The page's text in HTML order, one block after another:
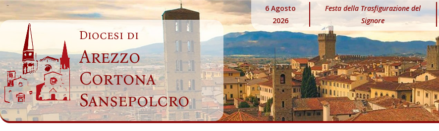
Skip
to
content
Diocesi di
Arezzo
Cortona
Sansepolcro
6 Agosto
2026
Festa della Trasfigurazione del
Signore